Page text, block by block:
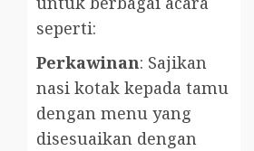
seperti:
Perkawinan: Sajikan
nasi kotak kepada tamu
dengan menu yang
disesuaikan dengan